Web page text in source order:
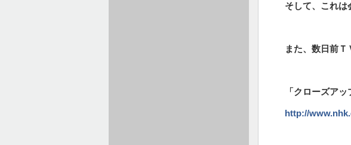
そして、これは
また、数日前Ｔ
「クローズアッ
http://